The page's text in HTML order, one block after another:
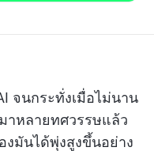
จนกระทั่งเมื่อไม่นาน
าหลายทศวรรษแล้ว
มันได้พุ่งสูงขึ้นอย่าง